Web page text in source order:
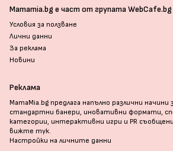
Mamamia.bg е част от групата WebCafe.bg
Условия за ползване
Лични данни
За реклама
Новини
Реклама
MamaMia.bg предлага напълно различни начини
стандартни банери, иновативни формати,
категории, интерактивни игри и PR
вижте тук.
Настройки на личните данни